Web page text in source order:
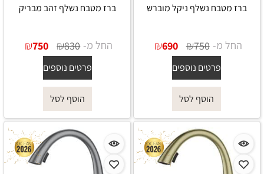
ברז מטבח נשלף ניקל מוברש
החל מ- ₪750
₪690
פרטים נוספים
הוסף לסל
ברז מטבח נשלף זהב מבריק
החל מ- ₪830
₪750
פרטים נוספים
הוסף לסל